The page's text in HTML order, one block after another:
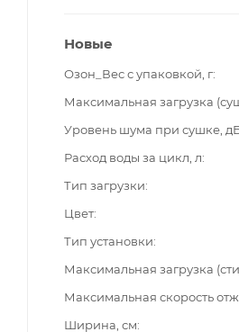
Новые
Озон_Вес с упаковкой, г
Максимальная загрузка
Уровень шума при сушке,
Расход воды за цикл, л
Тип загрузки
Цвет
Тип установки
Максимальная загрузка
Максимальная скорость
Ширина, см